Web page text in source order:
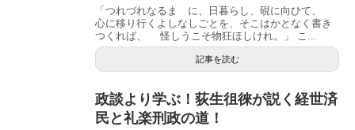
「つれづれなるまゝに、日暮らし、硯に向ひて、
心に移り行くよしなしごとを、そこはかとなく書き
つくれば、 怪しうこそ物狂ほしけれ。」 こ...
記事を読む
政談より学ぶ！荻生徂徠が説く経世済
民と礼楽刑政の道！